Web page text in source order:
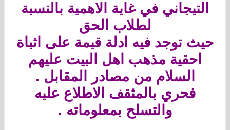
التيجاني في غاية الاهمية بالنسبة
لطلاب الحق
حيث توجد فيه ادلة قيمة على اثباة
احقية مذهب اهل البيت عليهم
السلام من مصادر المقابل .
فحري بالمثقف الاطلاع عليه
والتسلح بمعلوماته .